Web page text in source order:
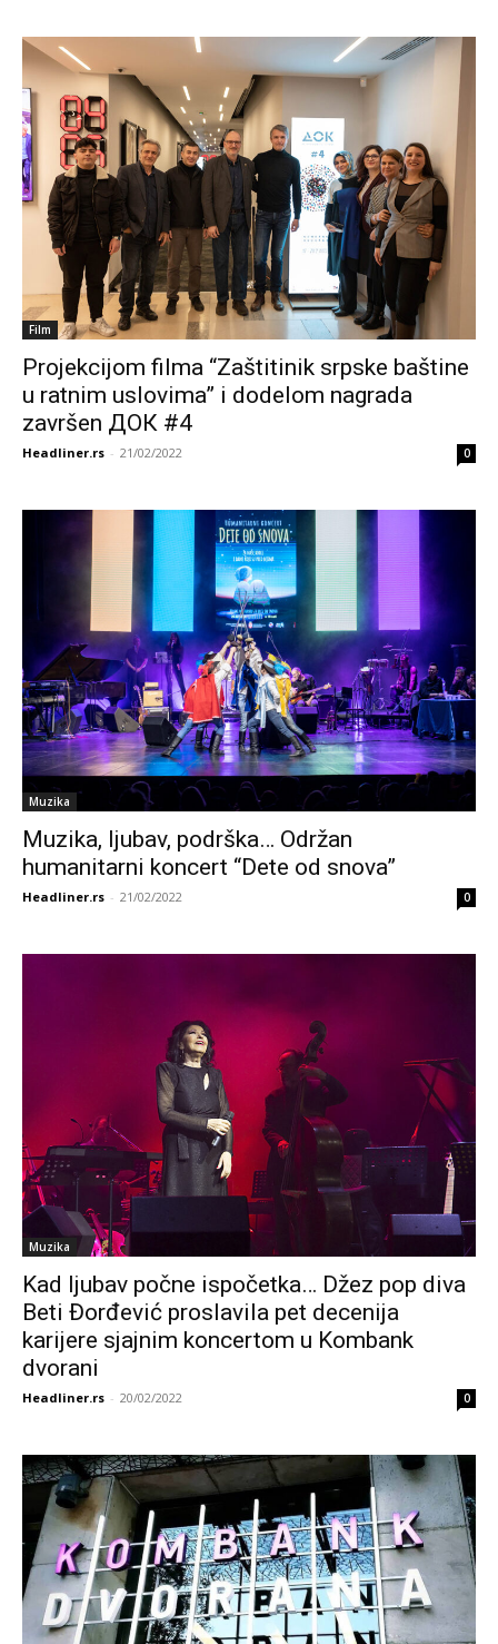
Film
Projekcijom filma “Zaštitinik srpske baštine
u ratnim uslovima” i dodelom nagrada
završen ДОК #4
Headliner.rs - 21/02/2022 0
Muzika
Muzika, ljubav, podrška… Održan
humanitarni koncert “Dete od snova”
Headliner.rs - 21/02/2022 0
Muzika
Kad ljubav počne ispočetka… Džez pop diva
Beti Đorđević proslavila pet decenija
karijere sjajnim koncertom u Kombank
dvorani
Headliner.rs - 20/02/2022 0